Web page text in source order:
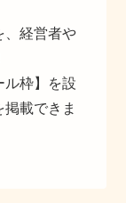
、経営者や
ル枠】を設
載できま